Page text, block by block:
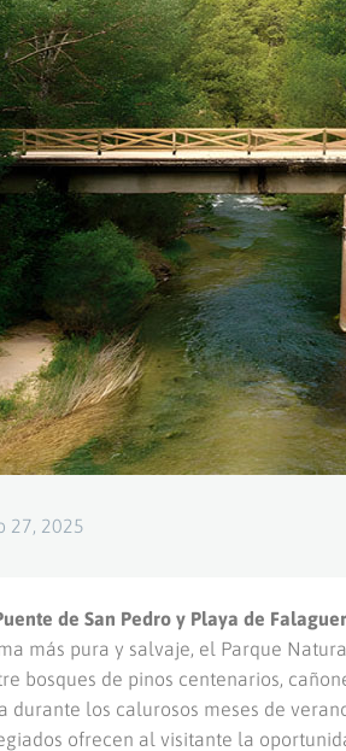
27, 2025
de San Pedro y Playa de
más pura y salvaje, el Parque
bosques de pinos centenarios,
durante los calurosos meses de
ofrecen al visitante la